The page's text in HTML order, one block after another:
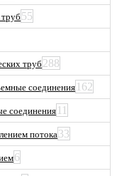
55
труб288
соединения 162
соединения11
потока33
6